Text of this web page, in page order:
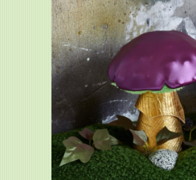
Sous-bois